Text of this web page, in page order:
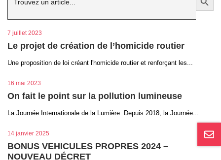
7 juillet 2023
Le projet de création de l’homicide routier
Une proposition de loi créant l'homicide routier et renforçant les...
16 mai 2023
On fait le point sur la pollution lumineuse
La Journée Internationale de la Lumière Depuis 2018, la Journée...
14 janvier 2025
BONUS VEHICULES PROPRES 2024 –
NOUVEAU DÉCRET